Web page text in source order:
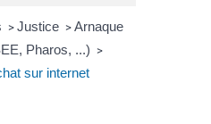
> Justice > Arnaque
Pharos, ...) >
sur internet